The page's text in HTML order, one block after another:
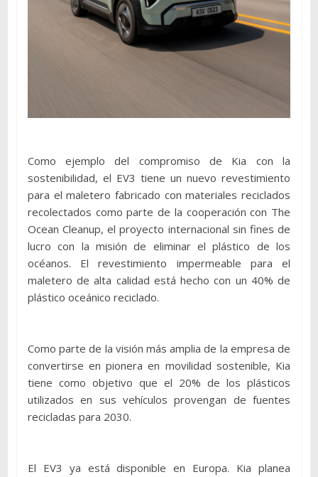
Como ejemplo del compromiso de Kia con la
sostenibilidad, el EV3 tiene un nuevo revestimiento
para el maletero fabricado con materiales reciclados
recolectados como parte de la cooperación con The
Ocean Cleanup, el proyecto internacional sin fines de
lucro con la misión de eliminar el plástico de los
océanos. El revestimiento impermeable para el
maletero de alta calidad está hecho con un 40% de
plástico oceánico reciclado.
Como parte de la visión más amplia de la empresa de
convertirse en pionera en movilidad sostenible, Kia
tiene como objetivo que el 20% de los plásticos
utilizados en sus vehículos provengan de fuentes
recicladas para 2030.
El EV3 ya está disponible en Europa. Kia planea